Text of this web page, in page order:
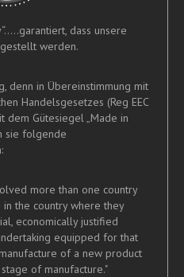
dass unsere
werden.
denn in Übereinstimmung mit
Handelsgesetzes (Reg EEC
Gütesiegel „Made in
sie folgende
more than one country
the country where they
economically justified
equipped for that
of a new product
of manufacture."